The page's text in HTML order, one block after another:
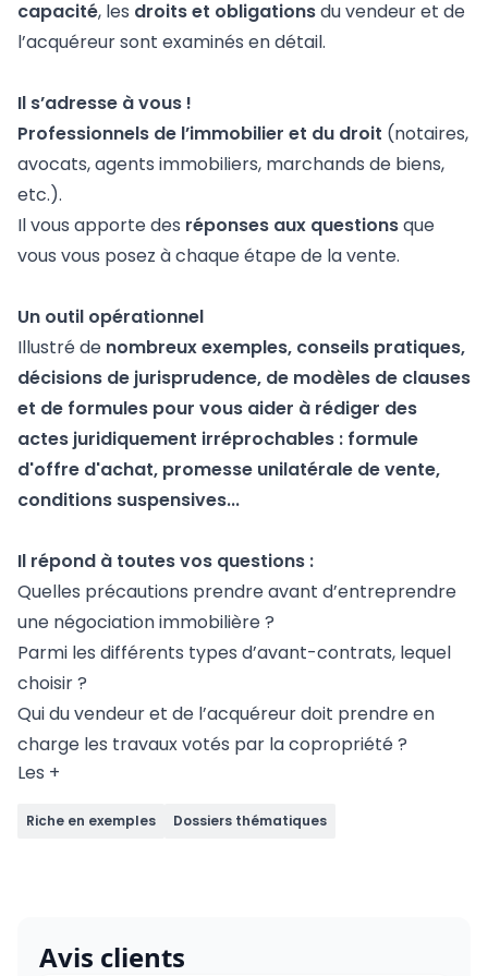
capacité, les droits et obligationsdu vendeur et de
l’acquéreur sont examinés en détail.
Il s’adresse à vous !
Professionnels de l’immobilier et du droit (notaires,
avocats, agents immobiliers, marchands de biens,
etc.).
Il vous apporte des réponses aux questionsque
vous vous posez à chaque étape de la vente.
Un outil opérationnel
Illustré de nombreux exemples, conseils pratiques,
décisions de jurisprudence, de modèles de clauses
et de formules pour vous aider à rédiger des
actes juridiquement irréprochables : formule
d'offre d'achat, promesse unilatérale de vente,
conditions suspensives...
Il répond à toutes vos questions :
Quelles précautions prendre avant d’entreprendre
une négociation immobilière ?
Parmi les différents types d’avant-contrats, lequel
choisir ?
Qui du vendeur et de l’acquéreur doit prendre en
charge les travaux votés par la copropriété ?
Les +
Riche en exemples Dossiers thématiques
Avis clients